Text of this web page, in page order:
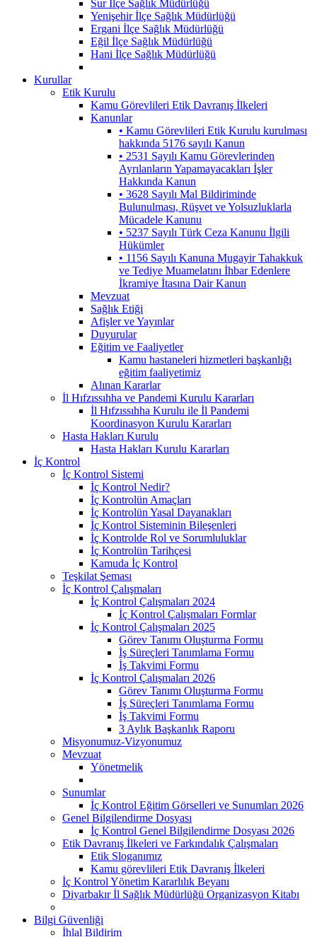
Sur İlçe Sağlık Müdürlüğü
Yenişehir İlçe Sağlık Müdürlüğü
Ergani İlçe Sağlık Müdürlüğü
Eğil İlçe Sağlık Müdürlüğü
Hani İlçe Sağlık Müdürlüğü
Kurullar
Etik Kurulu
Kamu Görevlileri Etik Davranış İlkeleri
Kanunlar
• Kamu Görevlileri Etik Kurulu kurulması
hakkında 5176 sayılı Kanun
• 2531 Sayılı Kamu Görevlerinden
Ayrılanların Yapamayacakları İşler
Hakkında Kanun
• 3628 Sayılı Mal Bildiriminde
Bulunulması, Rüşvet ve Yolsuzluklarla
Mücadele Kanunu
• 5237 Sayılı Türk Ceza Kanunu İlgili
Hükümler
• 1156 Sayılı Kanuna Mugayir Tahakkuk
ve Tediye Muamelatını İhbar Edenlere
İkramiye İtasına Dair Kanun
Mevzuat
Sağlık Etiği
Afişler ve Yayınlar
Duyurular
Eğitim ve Faaliyetler
Kamu hastaneleri hizmetleri başkanlığı
eğitim faaliyetimiz
Alınan Kararlar
İl Hıfzıssıhha ve Pandemi Kurulu Kararları
İl Hıfzıssıhha Kurulu ile İl Pandemi
Koordinasyon Kurulu Kararları
Hasta Hakları Kurulu
Hasta Hakları Kurulu Kararları
İç Kontrol
İç Kontrol Sistemi
İç Kontrol Nedir?
İç Kontrolün Amaçları
İç Kontrolün Yasal Dayanakları
İç Kontrol Sisteminin Bileşenleri
İç Kontrolde Rol ve Sorumluluklar
İç Kontrolün Tarihçesi
Kamuda İç Kontrol
Teşkilat Şeması
İç Kontrol Çalışmaları
İç Kontrol Çalışmaları 2024
İç Kontrol Çalışmaları Formlar
İç Kontrol Çalışmaları 2025
Görev Tanımı Oluşturma Formu
İş Süreçleri Tanımlama Formu
İş Takvimi Formu
İç Kontrol Çalışmaları 2026
Görev Tanımı Oluşturma Formu
İş Süreçleri Tanımlama Formu
İş Takvimi Formu
3 Aylık Başkanlık Raporu
Misyonumuz-Vizyonumuz
Mevzuat
Yönetmelik
Sunumlar
İç Kontrol Eğitim Görselleri ve Sunumları 2026
Genel Bilgilendirme Dosyası
İç Kontrol Genel Bilgilendirme Dosyası 2026
Etik Davranış İlkeleri ve Farkındalık Çalışmaları
Etik Sloganımız
Kamu görevlileri Etik Davranış İlkeleri
İç Kontrol Yönetim Kararlılık Beyanı
Diyarbakır İl Sağlık Müdürlüğü Organizasyon Kitabı
Bilgi Güvenliği
İhlal Bildirim